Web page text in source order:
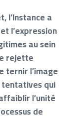
l’Instance a
l’expression
au sein
rejette
l’image
qui
l’unité
de